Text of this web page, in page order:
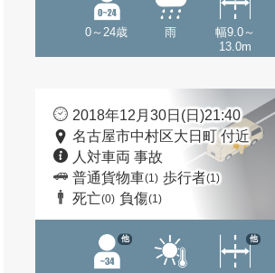
0～24歳 雨
幅9.0～
13.0m
2018年12月30日(日)21:40
名古屋市中村区大日町 付近
人対車両 事故
普通貨物車(1) 歩行者(1)
死亡(0) 負傷(1)
他 他